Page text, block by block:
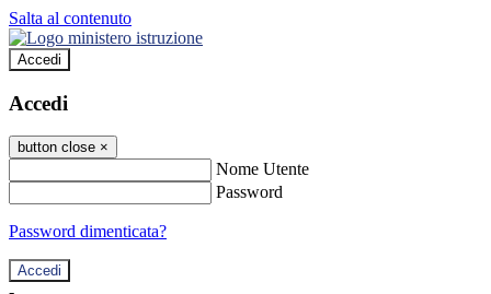
Salta al contenuto
Accedi
Accedi
button close ×
Nome Utente
Password
Password dimenticata?